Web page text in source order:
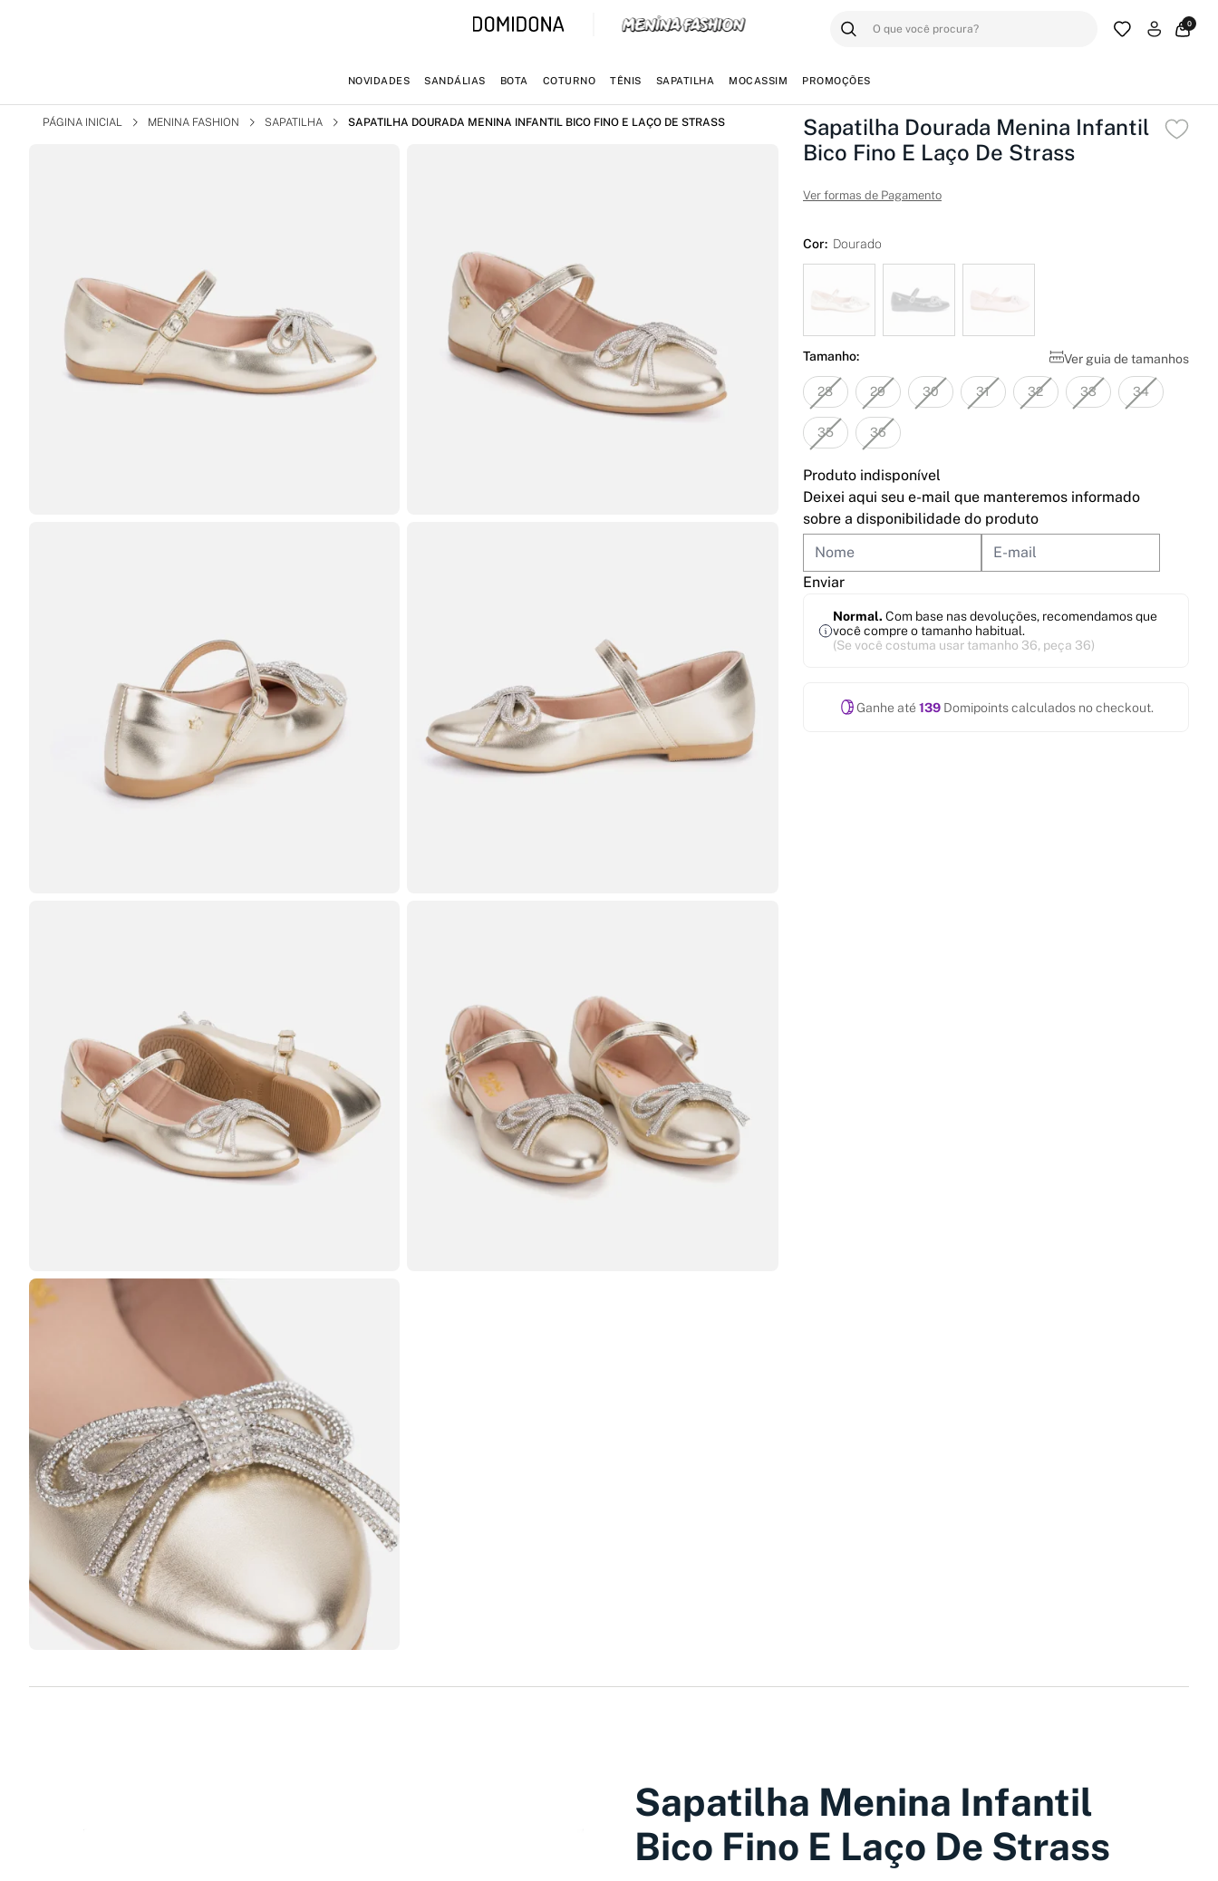
0
NOVIDADES SANDÁLIAS BOTA COTURNO TÊNIS SAPATILHA MOCASSIM PROMOÇÕES
PÁGINA INICIAL MENINA FASHION SAPATILHA SAPATILHA DOURADA MENINA INFANTIL BICO FINO E LAÇO DE STRASS
Sapatilha Dourada Menina Infantil
Bico Fino E Laço De Strass
Ver formas de Pagamento
Cor: Dourado
Ver guia de tamanhos
Tamanho:
28 29 30 31 32 33 34
35 36
Produto indisponível
Deixei aqui seu e-mail que manteremos informado
sobre a disponibilidade do produto
Enviar
Normal. Com base nas devoluções, recomendamos que
você compre o tamanho habitual.
(Se você costuma usar tamanho 36, peça 36)
Ganhe até 139Domipoints calculados no checkout.
Sapatilha Menina Infantil
Bico Fino E Laço De Strass